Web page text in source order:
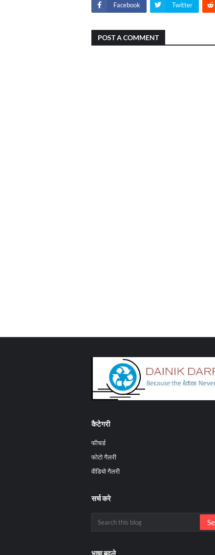
Facebook Twitter
POST A COMMENT
कैटेगरी
फीचर्ड
फोटो गैलरी
वीडियो गैलरी
सर्च करे